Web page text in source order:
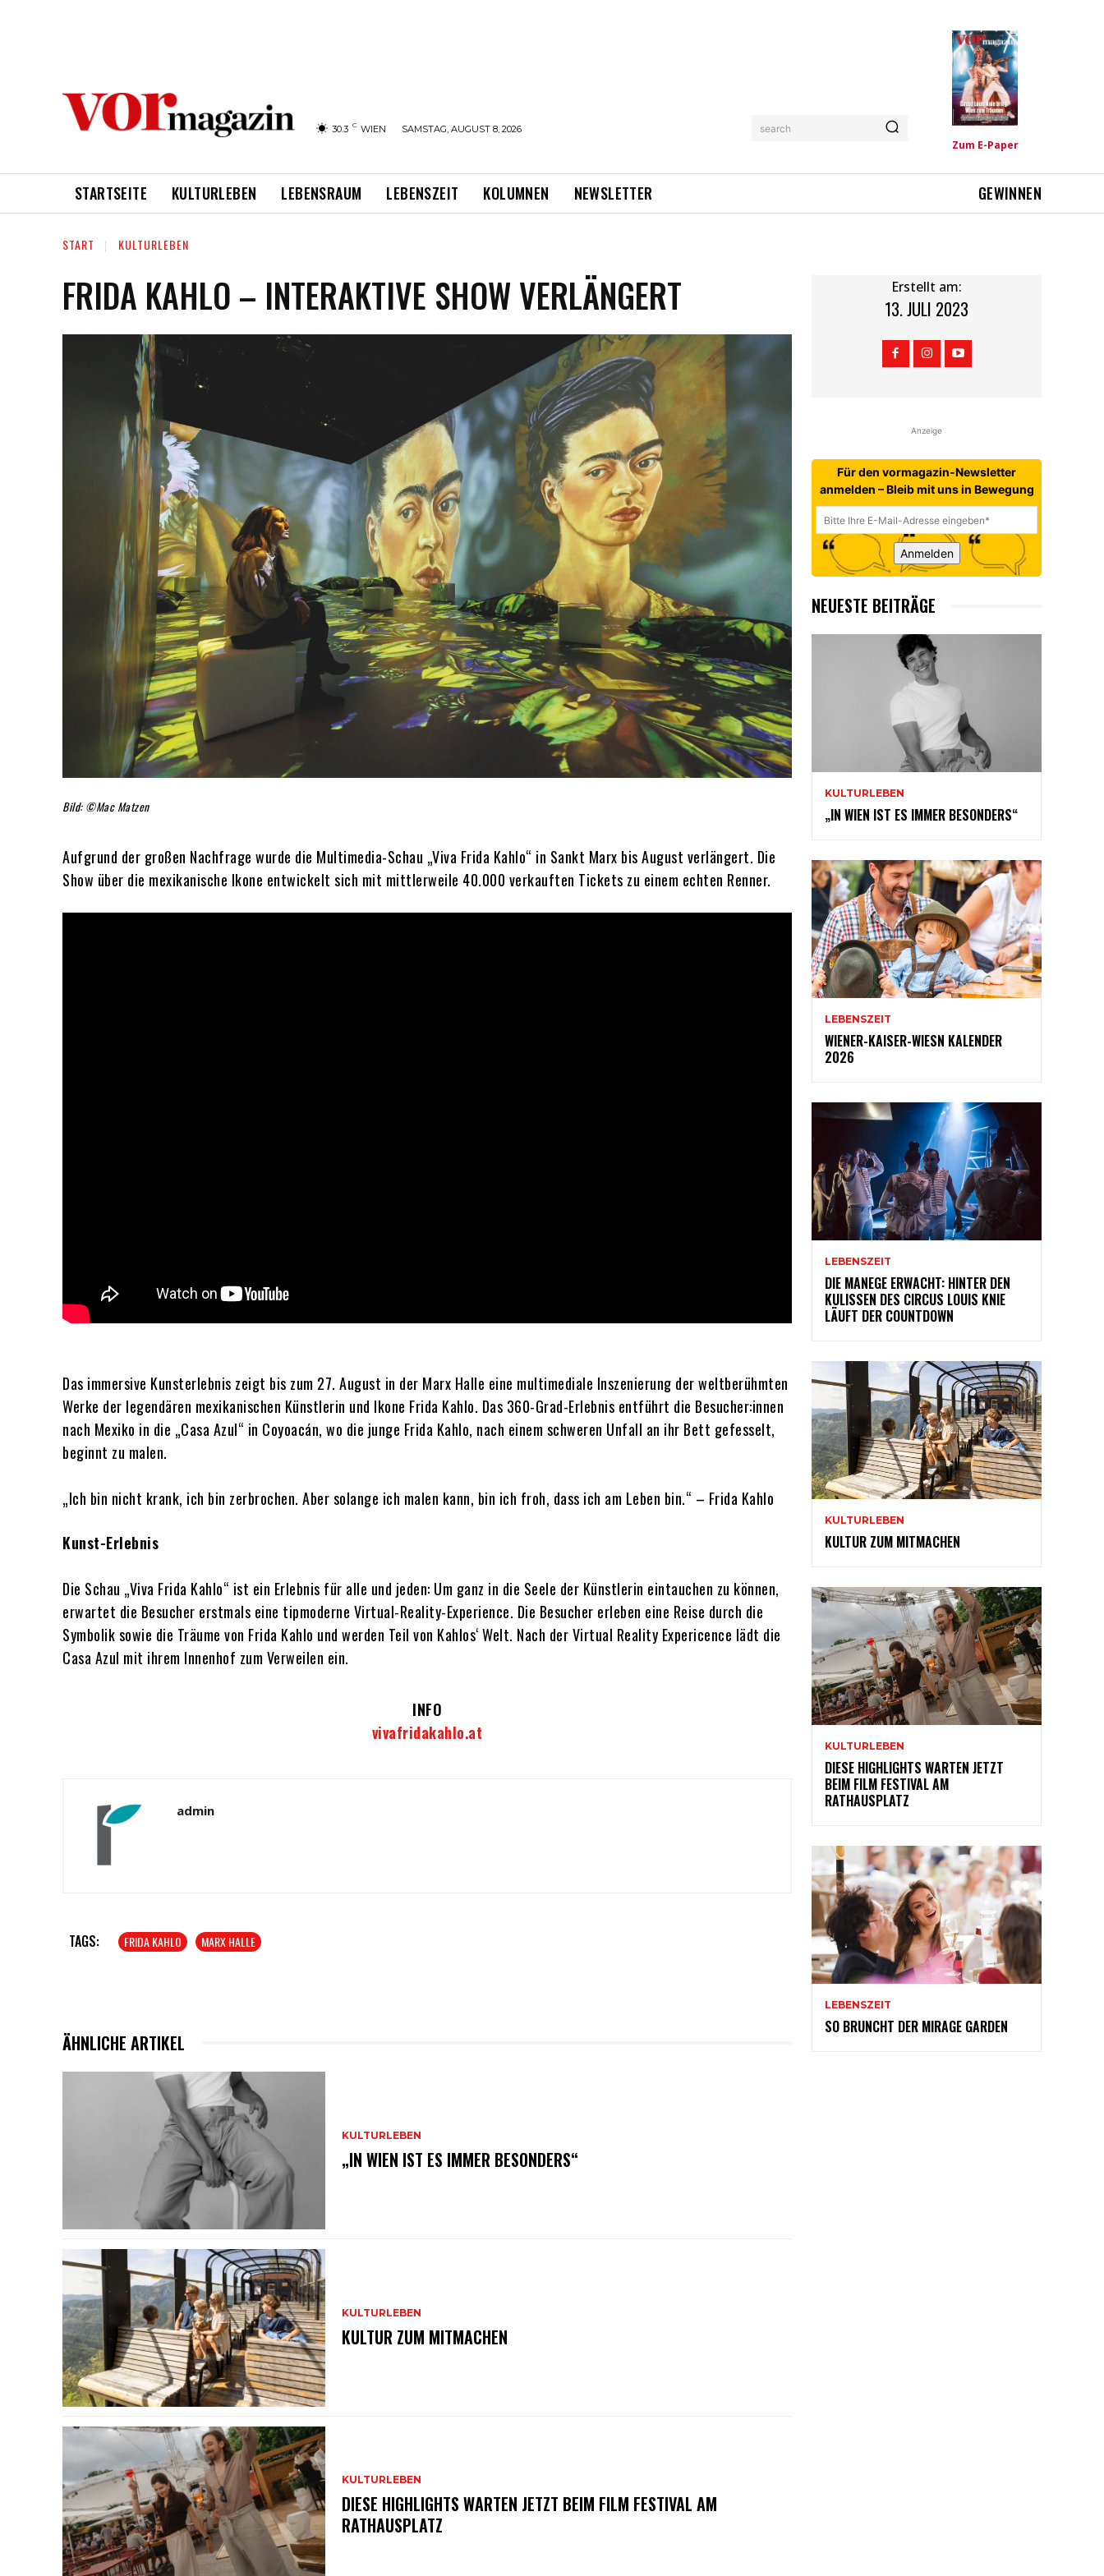
30.3 C WIEN SAMSTAG, AUGUST 8, 2026 search
Zum E-Paper
STARTSEITE KULTURLEBEN LEBENSRAUM LEBENSZEIT KOLUMNEN NEWSLETTER GEWINNEN
START KULTURLEBEN
FRIDA KAHLO – INTERAKTIVE SHOW VERLÄNGERT
Bild: ©Mac Matzen
Aufgrund der großen Nachfrage wurde die Multimedia-Schau „Viva Frida Kahlo“ in Sankt Marx bis August verlängert. Die
Show über die mexikanische Ikone entwickelt sich mit mittlerweile 40.000 verkauften Tickets zu einem echten Renner.
Das immersive Kunsterlebnis zeigt bis zum 27. August in der Marx Halle eine multimediale Inszenierung der weltberühmten
Werke der legendären mexikanischen Künstlerin und Ikone Frida Kahlo. Das 360-Grad-Erlebnis entführt die Besucher:innen
nach Mexiko in die „Casa Azul“ in Coyoacán, wo die junge Frida Kahlo, nach einem schweren Unfall an ihr Bett gefesselt,
beginnt zu malen.
„Ich bin nicht krank, ich bin zerbrochen. Aber solange ich malen kann, bin ich froh, dass ich am Leben bin.“ – Frida Kahlo
Kunst-Erlebnis
Die Schau „Viva Frida Kahlo“ ist ein Erlebnis für alle und jeden: Um ganz in die Seele der Künstlerin eintauchen zu können,
erwartet die Besucher erstmals eine tipmoderne Virtual-Reality-Experience. Die Besucher erleben eine Reise durch die
Symbolik sowie die Träume von Frida Kahlo und werden Teil von Kahlos‘ Welt. Nach der Virtual Reality Expericence lädt die
Casa Azul mit ihrem Innenhof zum Verweilen ein.
INFO
vivafridakahlo.at
admin
TAGS: FRIDA KAHLO MARX HALLE
ÄHNLICHE ARTIKEL
KULTURLEBEN
„IN WIEN IST ES IMMER BESONDERS“
KULTURLEBEN
KULTUR ZUM MITMACHEN
KULTURLEBEN
DIESE HIGHLIGHTS WARTEN JETZT BEIM FILM FESTIVAL AM
RATHAUSPLATZ
Erstellt am:
13. JULI 2023
Anzeige
Für den vormagazin-Newsletter
anmelden – Bleib mit uns in Bewegung
Anmelden
NEUESTE BEITRÄGE
KULTURLEBEN
„IN WIEN IST ES IMMER BESONDERS“
LEBENSZEIT
WIENER-KAISER-WIESN KALENDER
2026
LEBENSZEIT
DIE MANEGE ERWACHT: HINTER DEN
KULISSEN DES CIRCUS LOUIS KNIE
LÄUFT DER COUNTDOWN
KULTURLEBEN
KULTUR ZUM MITMACHEN
KULTURLEBEN
DIESE HIGHLIGHTS WARTEN JETZT
BEIM FILM FESTIVAL AM
RATHAUSPLATZ
LEBENSZEIT
SO BRUNCHT DER MIRAGE GARDEN